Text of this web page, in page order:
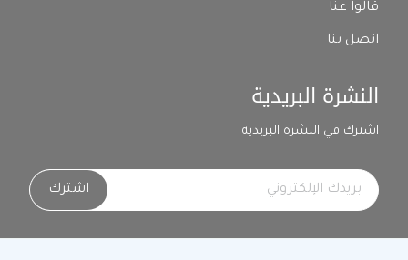
قالوا عنا
اتصل بنا
النشرة البريدية
اشترك في النشرة البريدية
اشترك